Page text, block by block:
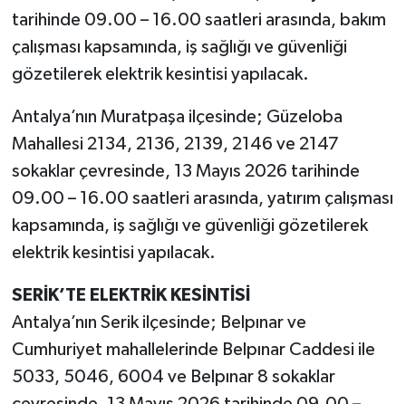
tarihinde 09.00 – 16.00 saatleri arasında, bakım
çalışması kapsamında, iş sağlığı ve güvenliği
gözetilerek elektrik kesintisi yapılacak.
Antalya’nın Muratpaşa ilçesinde; Güzeloba
Mahallesi 2134, 2136, 2139, 2146 ve 2147
sokaklar çevresinde, 13 Mayıs 2026 tarihinde
09.00 – 16.00 saatleri arasında, yatırım çalışması
kapsamında, iş sağlığı ve güvenliği gözetilerek
elektrik kesintisi yapılacak.
SERİK’TE ELEKTRİK KESİNTİSİ
Antalya’nın Serik ilçesinde; Belpınar ve
Cumhuriyet mahallelerinde Belpınar Caddesi ile
5033, 5046, 6004 ve Belpınar 8 sokaklar